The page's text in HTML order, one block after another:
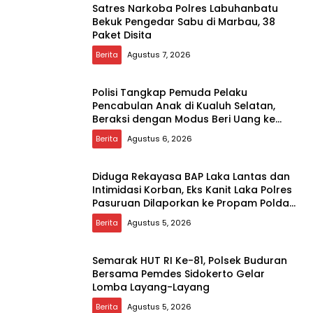
Satres Narkoba Polres Labuhanbatu
Bekuk Pengedar Sabu di Marbau, 38
Paket Disita
Berita Agustus 7, 2026
Polisi Tangkap Pemuda Pelaku
Pencabulan Anak di Kualuh Selatan,
Beraksi dengan Modus Beri Uang ke
Teman Korban
Berita Agustus 6, 2026
Diduga Rekayasa BAP Laka Lantas dan
Intimidasi Korban, Eks Kanit Laka Polres
Pasuruan Dilaporkan ke Propam Polda
Jatim
Berita Agustus 5, 2026
Semarak HUT RI Ke-81, Polsek Buduran
Bersama Pemdes Sidokerto Gelar
Lomba Layang-Layang
Berita Agustus 5, 2026